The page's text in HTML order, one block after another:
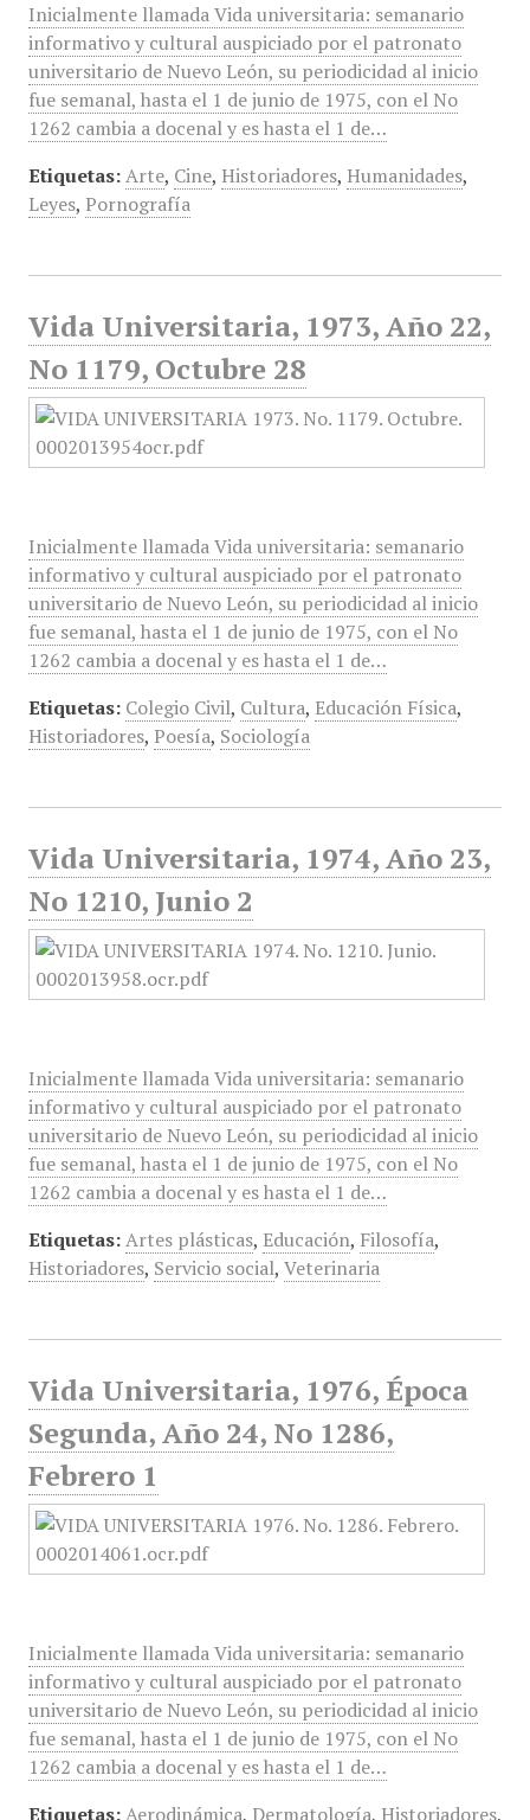
Inicialmente llamada Vida universitaria: semanario
informativo y cultural auspiciado por el patronato
universitario de Nuevo León, su periodicidad al inicio
fue semanal, hasta el 1 de junio de 1975, con el No
1262 cambia a docenal y es hasta el 1 de…
Etiquetas: Arte, Cine, Historiadores, Humanidades,
Leyes, Pornografía
Vida Universitaria, 1973, Año 22,
No 1179, Octubre 28
Inicialmente llamada Vida universitaria: semanario
informativo y cultural auspiciado por el patronato
universitario de Nuevo León, su periodicidad al inicio
fue semanal, hasta el 1 de junio de 1975, con el No
1262 cambia a docenal y es hasta el 1 de…
Etiquetas: Colegio Civil, Cultura, Educación Física,
Historiadores, Poesía, Sociología
Vida Universitaria, 1974, Año 23,
No 1210, Junio 2
Inicialmente llamada Vida universitaria: semanario
informativo y cultural auspiciado por el patronato
universitario de Nuevo León, su periodicidad al inicio
fue semanal, hasta el 1 de junio de 1975, con el No
1262 cambia a docenal y es hasta el 1 de…
Etiquetas: Artes plásticas, Educación, Filosofía,
Historiadores, Servicio social, Veterinaria
Vida Universitaria, 1976, Época
Segunda, Año 24, No 1286,
Febrero 1
Inicialmente llamada Vida universitaria: semanario
informativo y cultural auspiciado por el patronato
universitario de Nuevo León, su periodicidad al inicio
fue semanal, hasta el 1 de junio de 1975, con el No
1262 cambia a docenal y es hasta el 1 de…
Etiquetas: Aerodinámica, Dermatología, Historiadores,